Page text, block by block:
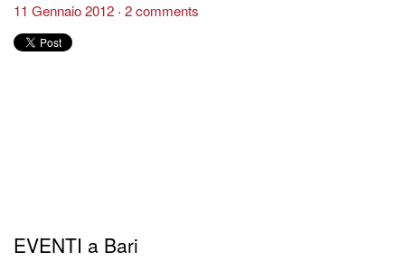
11 Gennaio 2012 2 comments
EVENTI a Bari